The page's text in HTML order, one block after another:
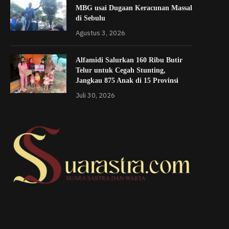
MBG usai Dugaan Keracunan Massal
di Sebulu
Agustus 3, 2026
Alfamidi Salurkan 160 Ribu Butir
Telur untuk Cegah Stunting,
Jangkau 875 Anak di 15 Provinsi
Juli 30, 2026